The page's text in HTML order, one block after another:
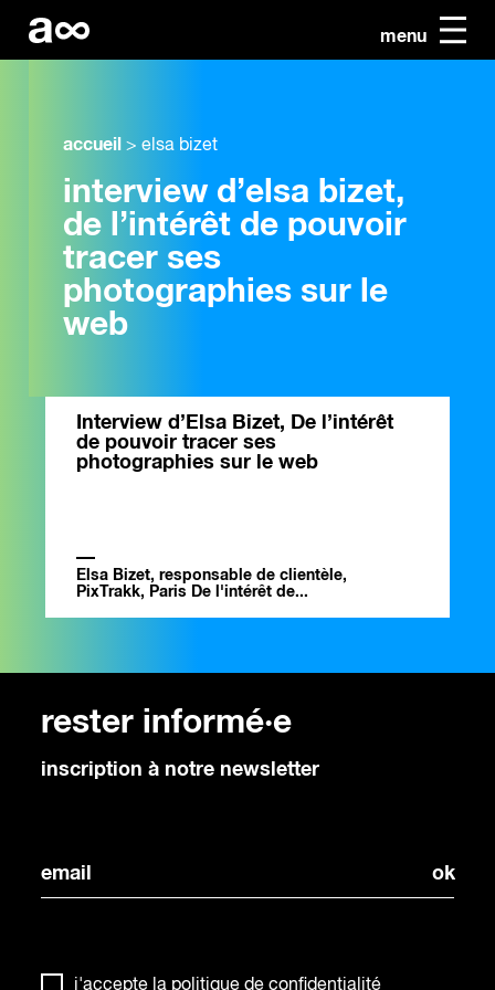
menu
accueil > elsa bizet
interview d’elsa bizet,
de l’intérêt de pouvoir
tracer ses
photographies sur le
web
Interview d’Elsa Bizet, De l’intérêt
de pouvoir tracer ses
photographies sur le web
Elsa Bizet, responsable de clientèle,
PixTrakk, Paris De l'intérêt de...
rester informé·e
inscription à notre newsletter
j'accepte la politique de confidentialité